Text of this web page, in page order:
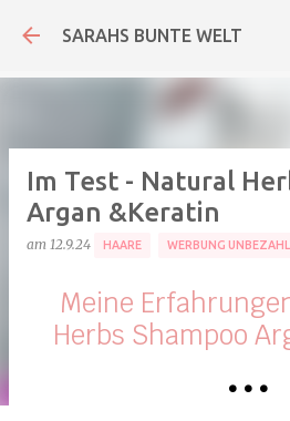
Direkt zum
SARAHS BUNTE WELT
Im Test - Natural
Argan &Keratin
am 12.9.24 HAARE WERBUNG
Meine
Herbs Shampoo
• • •